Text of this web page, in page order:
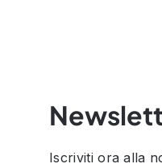
Iscriviti ora alla